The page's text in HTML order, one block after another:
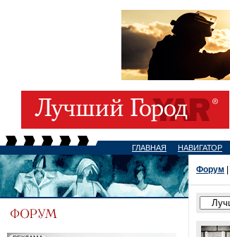
ГЛАВНАЯ НАВИГАТОР
Форум